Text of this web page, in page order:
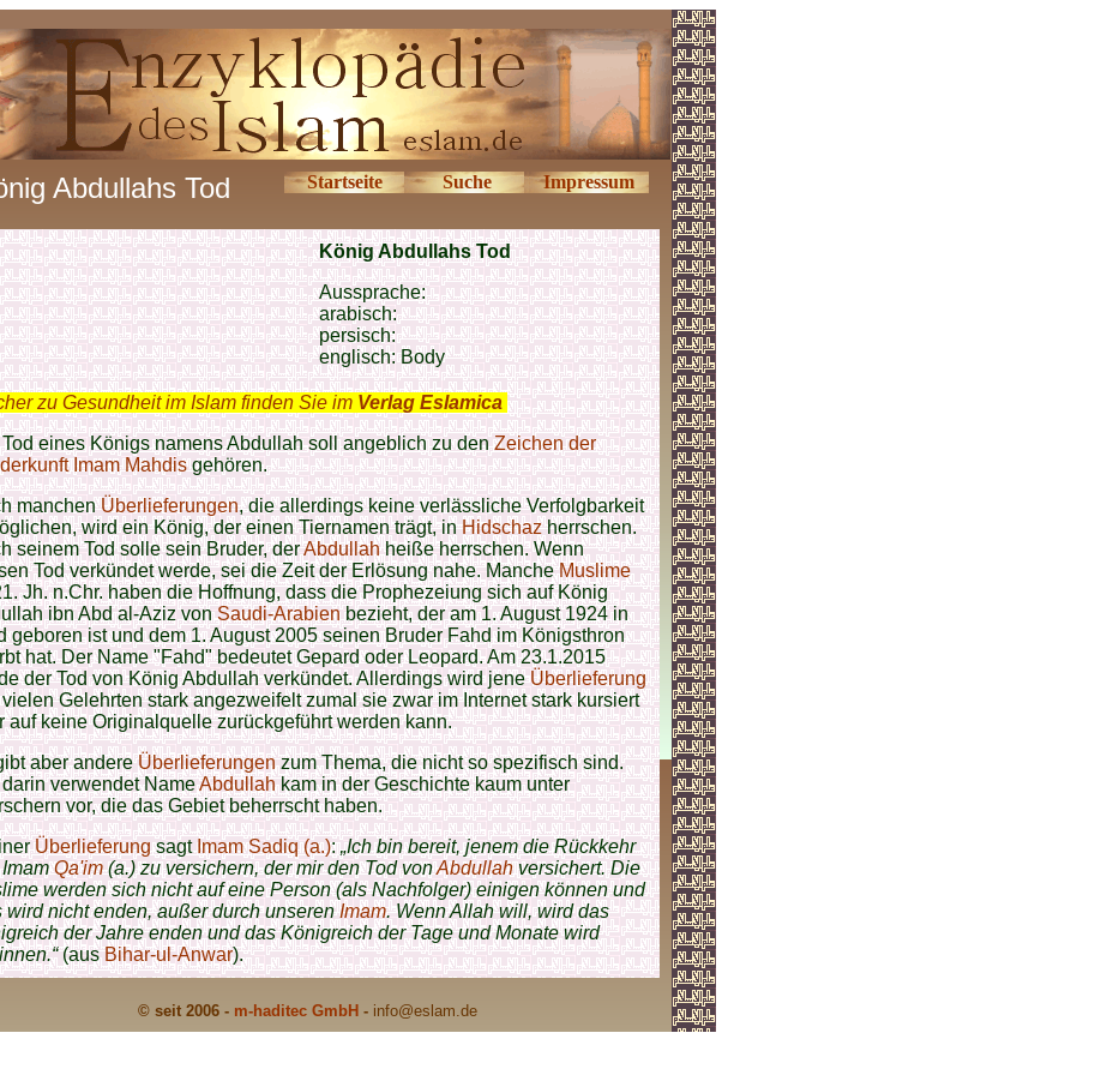
Abdullahs Tod Startseite Suche Impressum
König Abdullahs Tod
Aussprache:
arabisch:
persisch:
englisch: Body
zu Gesundheit im Islam finden Sie im Verlag Eslamica
eines Königs namens Abdullah soll angeblich zu denZeichen der
Imam Mahdisgehören.
manchenÜberlieferungen, die allerdings keine verlässliche Verfolgbarkeit
wird ein König, der einen Tiernamen trägt, inHidschazherrschen.
seinem Tod solle sein Bruder, derAbdullahheiße herrschen. Wenn
Tod verkündet werde, sei die Zeit der Erlösung nahe. MancheMuslime
Jh. n.Chr. haben die Hoffnung, dass die Prophezeiung sich auf König
ibn Abd al-Aziz vonSaudi-Arabienbezieht, der am 1. August 1924 in
geboren ist und dem 1. August 2005 seinen Bruder Fahd im Königsthron
hat. Der Name "Fahd" bedeutet Gepard oder Leopard. Am 23.1.2015
der Tod von König Abdullah verkündet. Allerdings wird jeneÜberlieferung
Gelehrten stark angezweifelt zumal sie zwar im Internet stark kursiert
auf keine Originalquelle zurückgeführt werden kann.
aber andereÜberlieferungenzum Thema, die nicht so spezifisch sind.
verwendet NameAbdullahkam in der Geschichte kaum unter
vor, die das Gebiet beherrscht haben.
ÜberlieferungsagtImam Sadiq (a.):„Ich bin bereit, jenem die Rückkehr
ImamQa'im(a.) zu versichern, der mir den Tod vonAbdullahversichert. Die
werden sich nicht auf eine Person (als Nachfolger) einigen können und
wird nicht enden, außer durch unserenImam. Wenn Allah will, wird das
der Jahre enden und das Königreich der Tage und Monate wird
(ausBihar-ul-Anwar).
© seit 2006 - m-haditec GmbH - info@eslam.de